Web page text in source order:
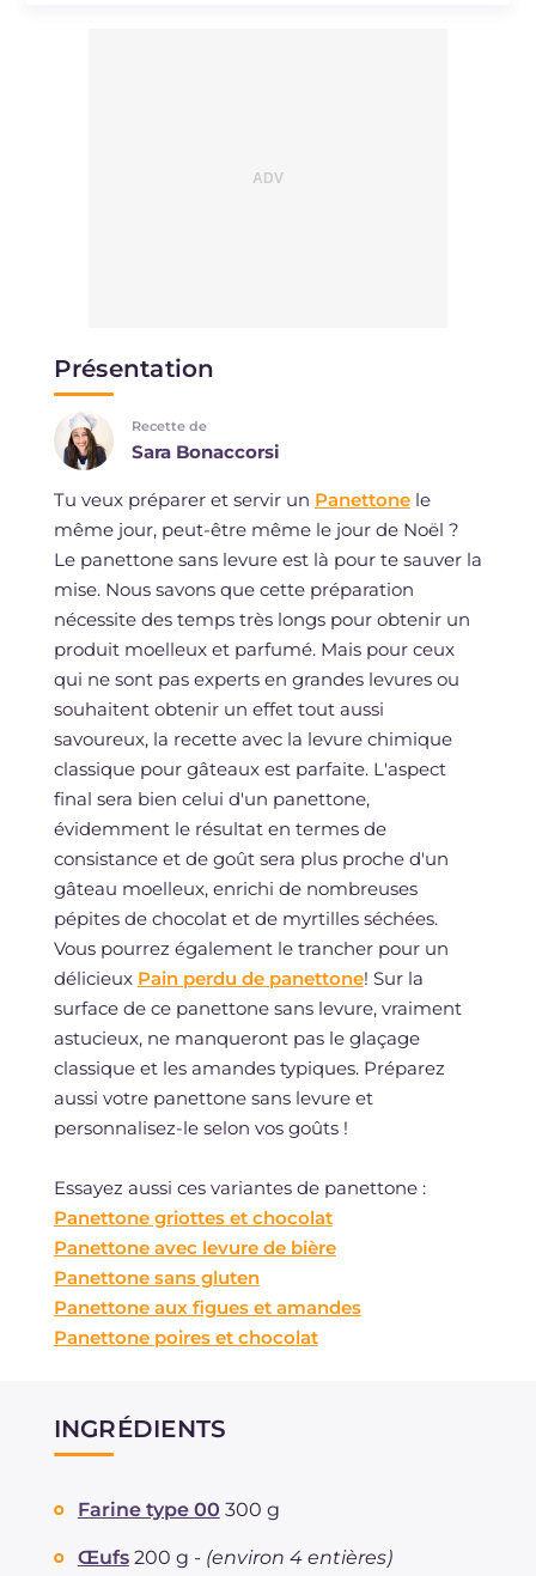
Présentation
Recette de
Sara Bonaccorsi
Tu veux préparer et servir un Panettonele
même jour, peut-être même le jour de Noël ?
Le panettone sans levure est là pour te sauver la
mise. Nous savons que cette préparation
nécessite des temps très longs pour obtenir un
produit moelleux et parfumé. Mais pour ceux
qui ne sont pas experts en grandes levures ou
souhaitent obtenir un effet tout aussi
savoureux, la recette avec la levure chimique
classique pour gâteaux est parfaite. L'aspect
final sera bien celui d'un panettone,
évidemment le résultat en termes de
consistance et de goût sera plus proche d'un
gâteau moelleux, enrichi de nombreuses
pépites de chocolat et de myrtilles séchées.
Vous pourrez également le trancher pour un
délicieux Pain perdu de panettone! Sur la
surface de ce panettone sans levure, vraiment
astucieux, ne manqueront pas le glaçage
classique et les amandes typiques. Préparez
aussi votre panettone sans levure et
personnalisez-le selon vos goûts !
Essayez aussi ces variantes de panettone :
Panettone griottes et chocolat
Panettone avec levure de bière
Panettone sans gluten
Panettone aux figues et amandes
Panettone poires et chocolat
INGRÉDIENTS
Farine type 00 300 g
Œufs 200 g - (environ 4 entières)